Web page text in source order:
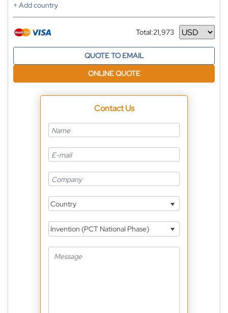
+ Add country
Total:21,973
Currency
QUOTE TO EMAIL
ONLINE QUOTE
Contact Us
Country
Invention (PCT National Phase)